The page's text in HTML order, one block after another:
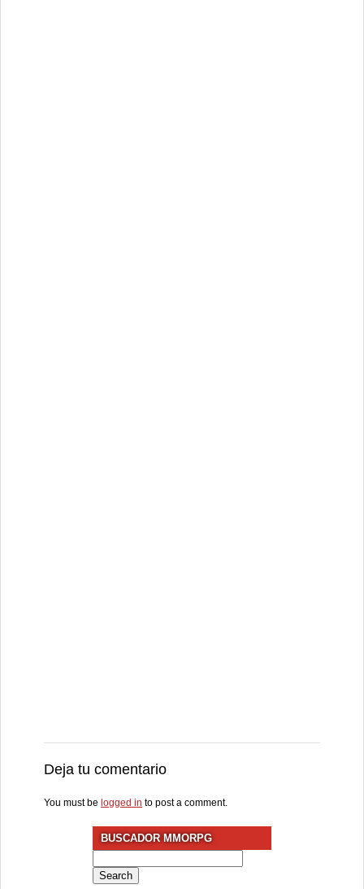
Deja tu comentario
You must be logged in to post a comment.
BUSCADOR MMORPG
for: